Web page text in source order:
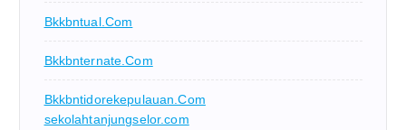
Bkkbntual.com
Bkkbnternate.com
Bkkbntidorekepulauan.com
sekolahtanjungselor.com